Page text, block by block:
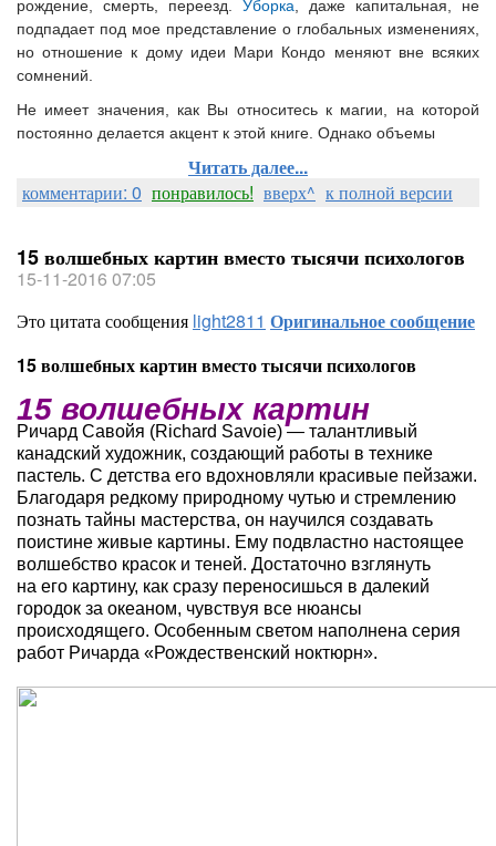
рождение, смерть, переезд. Уборка , даже капитальная, не
подпадает под мое представление о глобальных изменениях,
но отношение к дому идеи Мари Кондо меняют вне всяких
сомнений.
Не имеет значения, как Вы относитесь к магии, на которой
постоянно делается акцент к этой книге. Однако объемы
Читать далее...
комментарии: 0 понравилось! вверх^ к полной версии
15 волшебных картин вместо тысячи психологов
15-11-2016 07:05
Это цитата сообщения light2811 Оригинальное сообщение
15 волшебных картин вместо тысячи психологов
15 волшебных картин
Ричард Савойя (Richard Savoie) — талантливый
канадский художник, создающий работы в технике
пастель. С детства его вдохновляли красивые пейзажи.
Благодаря редкому природному чутью и стремлению
познать тайны мастерства, он научился создавать
поистине живые картины. Ему подвластно настоящее
волшебство красок и теней. Достаточно взглянуть
на его картину, как сразу переносишься в далекий
городок за океаном, чувствуя все нюансы
происходящего. Особенным светом наполнена серия
работ Ричарда «Рождественский ноктюрн».